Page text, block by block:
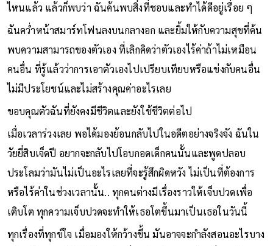
ไหนแล้ว แล้วก็พบว่า ฉันค้นพบสิ่งที่ชอบและทำได้ดีอยู่เรื่อย ๆ
ฉันคว่ำหน้าสมาร์ทโฟนลงบนกลางอก และยิ้มให้กับความสุขที่ค้น
พบความสามารถของตัวเอง ที่เลิกคิดว่าตัวเองไร้ค่าถ้าไม่เหมือน
คนอื่น ที่รู้แล้วว่าการเอาตัวเองไปเปรียบเทียบหรือแข่งกับคนอื่น
ไม่มีประโยชน์และไม่สร้างคุณค่าอะไรเลย
ขอบคุณตัวฉันที่ยังคงมีชีวิตและยังใช้ชีวิตต่อไป
เมื่อเวลาร่วงเลย พอได้มองย้อนกลับไปในอดีตอย่างจริงจัง ฉันใน
วัยยี่สิบเจ็ดปี อยากจะกลับไปโอบกอดเด็กคนนั้นและพูดปลอบ
ประโลมว่ามันไม่เป็นอะไรเลยที่จะรู้สึกผิดหวัง ไม่เป็นที่ต้องการ
หรือไร้ค่าในช่วงเวลานั้น.. ทุกคนต่างมีเรื่องราวให้เจ็บปวดเพื่อ
เติบโต ทุกความเจ็บปวดจะทำให้เธอโตขึ้นมาเป็นเธอในวันนี้
ทุกเรื่องที่ทุกข์ใจ เมื่อมองให้กว้างขึ้น มันอาจจะกำลังสอนอะไรบาง